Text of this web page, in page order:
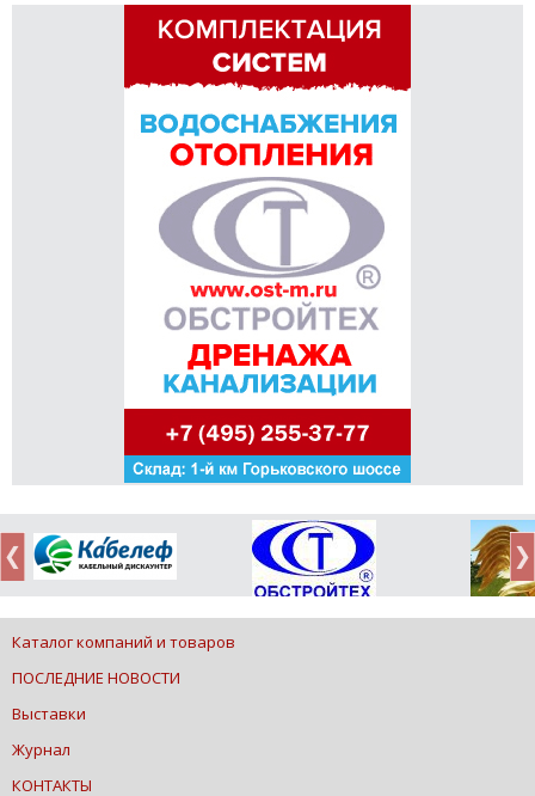
Каталог компаний и товаров
ПОСЛЕДНИЕ НОВОСТИ
Выставки
Журнал
КОНТАКТЫ